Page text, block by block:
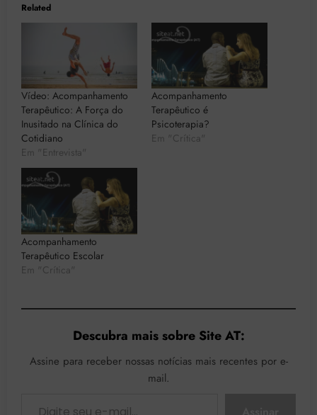
Related
Vídeo: Acompanhamento
Terapêutico: A Força do
Inusitado na Clínica do
Cotidiano
Em "Entrevista"
Acompanhamento
Terapêutico é
Psicoterapia?
Em "Crítica"
Acompanhamento
Terapêutico Escolar
Em "Crítica"
Descubra mais sobre Site AT:
Assine para receber nossas notícias mais recentes por e-
mail.